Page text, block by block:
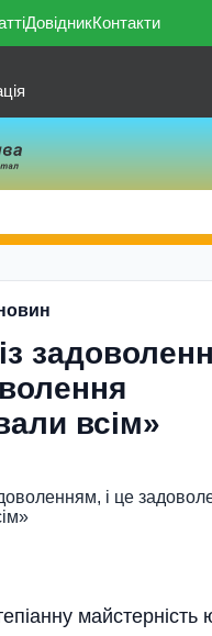
ДовідникКонтакти
всiм»
майстерність